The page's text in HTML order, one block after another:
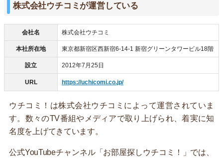
株式会社ウチコミが運営している
会社名 株式会社ウチコミ
本社所在地 東京都新宿区西新宿6-14-1 新宿グリーンタワービル18階
設立 2012年7月25日
URL https://uchicomi.co.jp/
ウチコミ！は株式会社ウチコミによって運営されていま
す。数々のTV番組やメディアで取り上げられ、着実に知
名度を上げてきています。
公式YouTubeチャンネル「お部屋探しウチコミ！」では、